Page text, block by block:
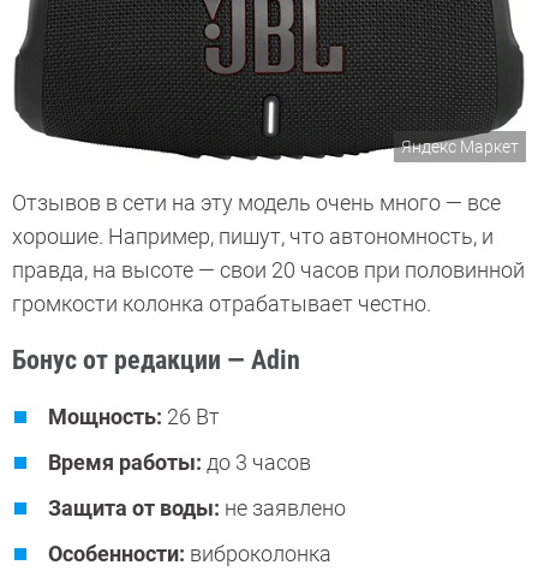
Яндекс Маркет
Отзывов в сети на эту модель очень много — все
хорошие. Например, пишут, что автономность, и
правда, на высоте — свои 20 часов при половинной
громкости колонка отрабатывает честно.
Бонус от редакции — Adin
Мощность: 26 Вт
Время работы: до 3 часов
Защита от воды: не заявлено
Особенности: виброколонка